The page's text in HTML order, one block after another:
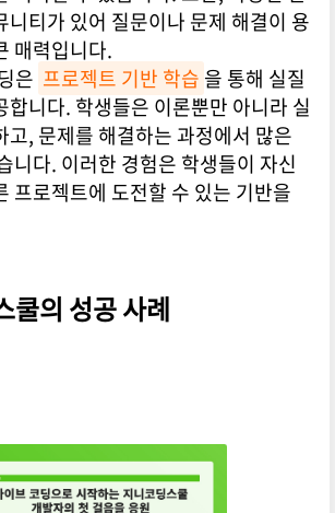
니티가 있어 질문이나 문제 해결이 용
매력입니다.
은 프로젝트 기반 학습 을 통해 실질
합니다. 학생들은 이론뿐만 아니라 실
고, 문제를 해결하는 과정에서 많은
니다. 이러한 경험은 학생들이 자신
프로젝트에 도전할 수 있는 기반을
쿨의 성공 사례